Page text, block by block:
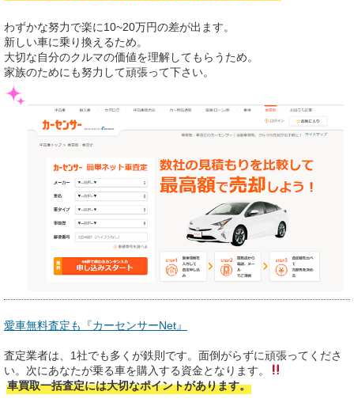
わずかな努力で楽に10~20万円の差が出ます。
新しい車に乗り換えるため。
大切な自分のクルマの価値を理解してもらうため。
家族のためにも努力して頑張って下さい。
愛車無料査定も『カーセンサーNet』
査定業者は、1社でも多くが鉄則です。面倒がらずに頑張ってくださ
い。次にあなたが乗る車を購入する資金となります。
車買取一括査定には大切なポイントがあります。